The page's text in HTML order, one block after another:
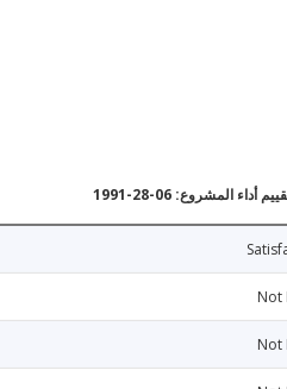
أداء المشروع: 06-28-1991
Not
Not